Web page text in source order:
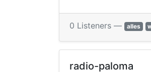
0 Listeners — alles
radio-paloma